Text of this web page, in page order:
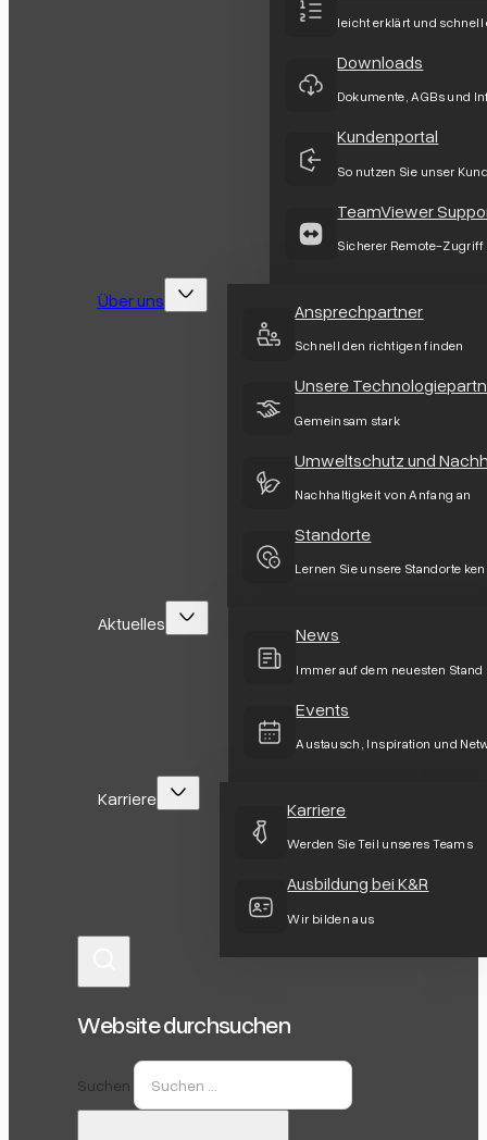
leicht erklärt und schnell
Downloads
Dokumente, AGBs und
Kundenportal
So nutzen Sie unser
TeamViewer
Sicherer Remote-Zugriff
Über uns Ansprechpartner
Schnell den richtigen finden
Unsere
Gemeinsam stark
Umweltschutz und
Nachhaltigkeit von Anfang an
Standorte
Lernen Sie unsere Standorte
Aktuelles News
Immer auf dem neuesten Stand
Events
Austausch, Inspiration und
Karriere Karriere
Werden Sie Teil unseres Teams
Ausbildung bei K&R
Wir bilden aus
Website durchsuchen
Suchen